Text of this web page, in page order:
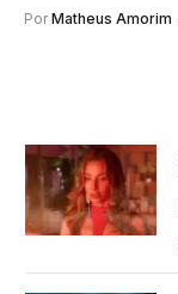
Por Matheus Amorim